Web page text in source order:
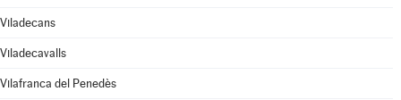
Viladecans
Viladecavalls
Vilafranca del Penedès